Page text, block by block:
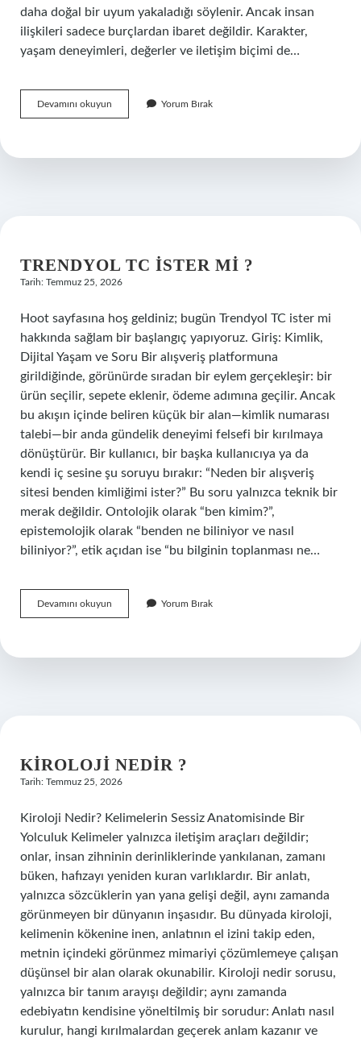
daha doğal bir uyum yakaladığı söylenir. Ancak insan
ilişkileri sadece burçlardan ibaret değildir. Karakter,
yaşam deneyimleri, değerler ve iletişim biçimi de…
Devamını okuyun
hangi
olur
Yorum Bırak
TRENDYOL TC ISTER MI ?
Tarih: Temmuz 25, 2026
Hoot sayfasına hoş geldiniz; bugün Trendyol TC ister mi
hakkında sağlam bir başlangıç yapıyoruz. Giriş: Kimlik,
Dijital Yaşam ve Soru Bir alışveriş platformuna
girildiğinde, görünürde sıradan bir eylem gerçekleşir: bir
ürün seçilir, sepete eklenir, ödeme adımına geçilir. Ancak
bu akışın içinde beliren küçük bir alan—kimlik numarası
talebi—bir anda gündelik deneyimi felsefi bir kırılmaya
dönüştürür. Bir kullanıcı, bir başka kullanıcıya ya da
kendi iç sesine şu soruyu bırakır: “Neden bir alışveriş
sitesi benden kimliğimi ister?” Bu soru yalnızca teknik bir
merak değildir. Ontolojik olarak “ben kimim?”,
epistemolojik olarak “benden ne biliniyor ve nasıl
biliniyor?”, etik açıdan ise “bu bilginin toplanması ne…
Devamını okuyun Trendyol
TC
?
Yorum Bırak
KIROLOJI NEDIR ?
Tarih: Temmuz 25, 2026
Kiroloji Nedir? Kelimelerin Sessiz Anatomisinde Bir
Yolculuk Kelimeler yalnızca iletişim araçları değildir;
onlar, insan zihninin derinliklerinde yankılanan, zamanı
büken, hafızayı yeniden kuran varlıklardır. Bir anlatı,
yalnızca sözcüklerin yan yana gelişi değil, aynı zamanda
görünmeyen bir dünyanın inşasıdır. Bu dünyada kiroloji,
kelimenin kökenine inen, anlatının el izini takip eden,
metnin içindeki görünmez mimariyi çözümlemeye çalışan
düşünsel bir alan olarak okunabilir. Kiroloji nedir sorusu,
yalnızca bir tanım arayışı değildir; aynı zamanda
edebiyatın kendisine yöneltilmiş bir sorudur: Anlatı nasıl
kurulur, hangi kırılmalardan geçerek anlam kazanır ve